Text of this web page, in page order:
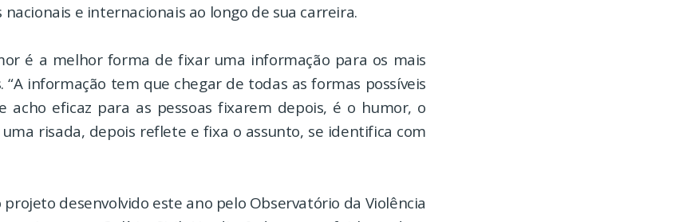
e internacionais ao longo de sua carreira.
é a melhor forma de fixar uma informação para os mais
“A informação tem que chegar de todas as formas possíveis
acho eficaz para as pessoas fixarem depois, é o humor, o
uma risada, depois reflete e fixa o assunto, se identifica com
projeto desenvolvido este ano pelo Observatório da Violência